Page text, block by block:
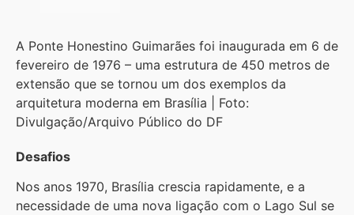
A Ponte Honestino Guimarães foi inaugurada em 6 de
fevereiro de 1976 – uma estrutura de 450 metros de
extensão que se tornou um dos exemplos da
arquitetura moderna em Brasília | Foto:
Divulgação/Arquivo Público do DF
Desafios
Nos anos 1970, Brasília crescia rapidamente, e a
necessidade de uma nova ligação com o Lago Sul se